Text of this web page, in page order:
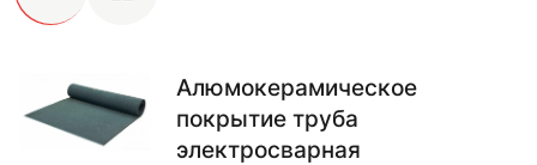
Алюмокерамическое
покрытие труба
электросварная